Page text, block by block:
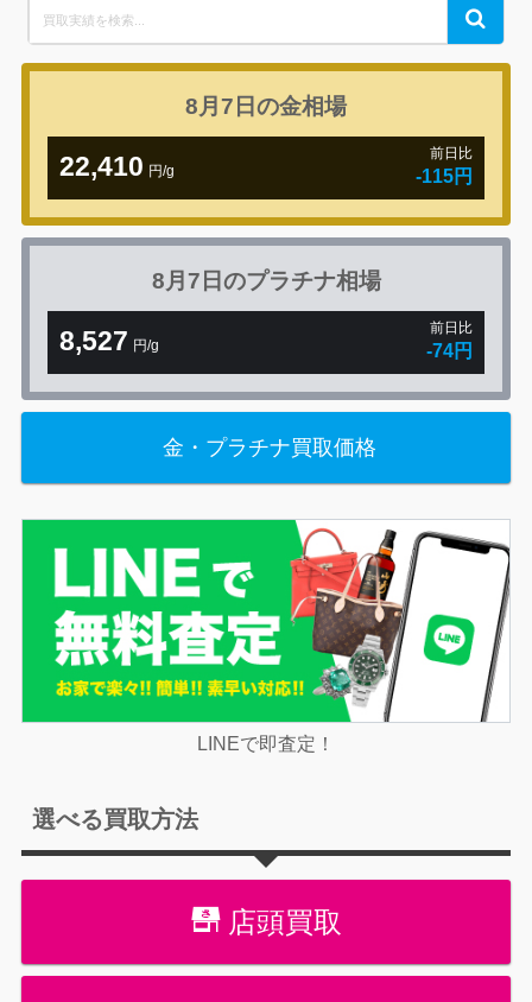
for:
Search
8月7日の金相場
22,410 円/g
前日比
-115円
8月7日のプラチナ相場
8,527 円/g
前日比
-74円
金・プラチナ買取価格
LINEで即査定！
選べる買取方法
店頭買取